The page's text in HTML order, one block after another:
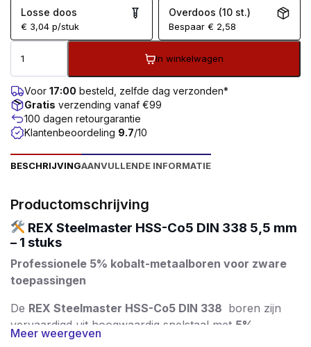
Losse doos
€ 3,04 p/stuk
Overdoos (10 st.)
Bespaar€ 2,58
In winkelwagen
Voor 17:00 besteld, zelfde dag verzonden*
Gratis verzending vanaf €99
100 dagen retourgarantie
Klantenbeoordeling 9.7/10
BESCHRIJVINGAANVULLENDE INFORMATIE
Productomschrijving
REX Steelmaster HSS-Co5 DIN 338 5,5 mm
– 1 stuks
Professionele 5% kobalt-metaalboren voor zware
toepassingen
De REX Steelmaster HSS-Co5 DIN 338 boren zijn
vervaardigd uit hoogwaardig snelstaal met 5%
kobalttoevoeging
Meer weergeven